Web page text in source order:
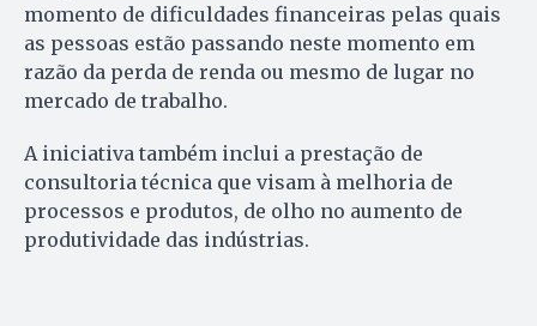
momento de dificuldades financeiras pelas quais
as pessoas estão passando neste momento em
razão da perda de renda ou mesmo de lugar no
mercado de trabalho.
A iniciativa também inclui a prestação de
consultoria técnica que visam à melhoria de
processos e produtos, de olho no aumento de
produtividade das indústrias.